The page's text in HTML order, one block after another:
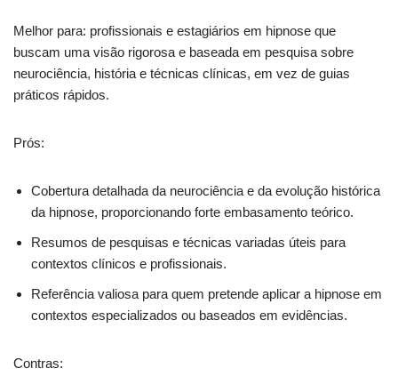
Melhor para: profissionais e estagiários em hipnose que
buscam uma visão rigorosa e baseada em pesquisa sobre
neurociência, história e técnicas clínicas, em vez de guias
práticos rápidos.
Prós:
Cobertura detalhada da neurociência e da evolução histórica
da hipnose, proporcionando forte embasamento teórico.
Resumos de pesquisas e técnicas variadas úteis para
contextos clínicos e profissionais.
Referência valiosa para quem pretende aplicar a hipnose em
contextos especializados ou baseados em evidências.
Contras: